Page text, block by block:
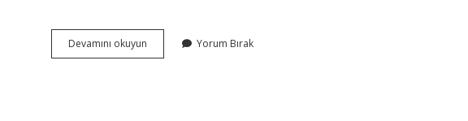
Devamını okuyun
U
Yorum Bırak